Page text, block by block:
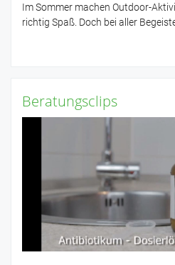
Im Sommer machen Outdoor-
richtig Spaß. Doch bei aller
Beratungsclips